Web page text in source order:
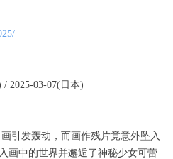
/ 2025-03-07(日本)
引发轰动，而画作残片竟意外坠入
画中的世界并邂逅了神秘少女可蕾